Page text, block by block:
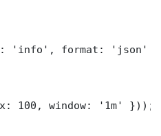
'info', format: 'json'
100, window: '1m' }));